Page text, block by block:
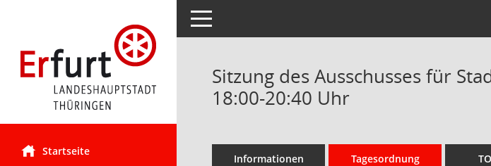
Startseite
Toggle navigation
Sitzung des Ausschusses für
18:00-20:40 Uhr
Informationen Tagesordnung